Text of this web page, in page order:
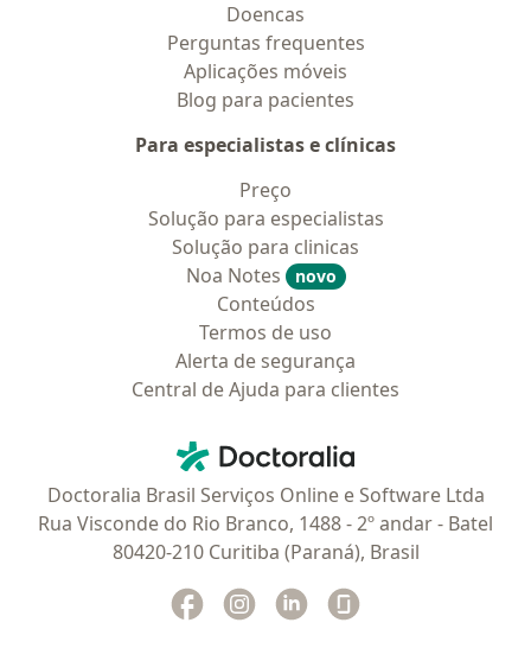
Doencas
Perguntas frequentes
Aplicações móveis
Blog para pacientes
Para especialistas e clínicas
Preço
Solução para especialistas
Solução para clinicas
Noa Notes
novo
Conteúdos
Termos de uso
Alerta de segurança
Central de Ajuda para clientes
Doctoralia - Homepage
Doctoralia Brasil Serviços Online e Software Ltda
Rua Visconde do Rio Branco, 1488 - 2º andar - Batel
80420-210 Curitiba (Paraná), Brasil
Facebook
abre num novo separador
Instagram
abre num novo separador
Linkedin
abre num novo